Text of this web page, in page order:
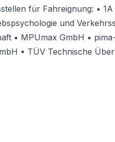
für Fahreignung: •
und
• MPUmax GmbH •
• TÜV Technische